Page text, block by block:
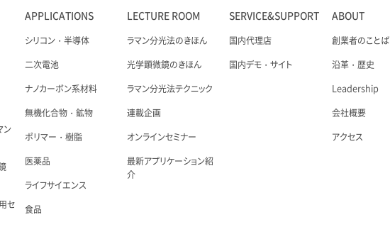
ン
セ
APPLICATIONS
シリコン・半導体
二次電池
ナノカーボン系材料
無機化合物・鉱物
ポリマー・樹脂
医薬品
ライフサイエンス
食品
LECTURE ROOM
ラマン分光法のきほん
光学顕微鏡のきほん
ラマン分光法テクニック
連載企画
オンラインセミナー
最新アプリケーション紹
介
SERVICE&SUPPORT
国内代理店
国内デモ・サイト
ABOUT
創業者のことば
沿革・歴史
Leadership
会社概要
アクセス